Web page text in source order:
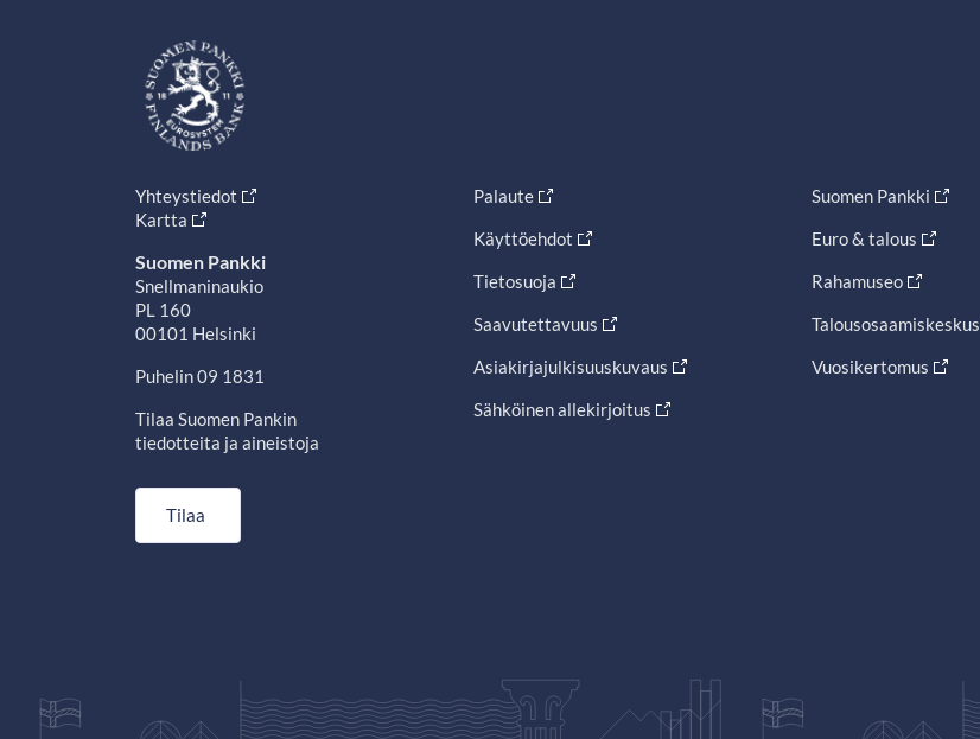
Yhteystiedot
Kartta
Suomen Pankki
Snellmaninaukio
PL 160
00101 Helsinki
Puhelin 09 1831
Tilaa Suomen Pankin
tiedotteita ja aineistoja
Tilaa
Palaute
Käyttöehdot
Tietosuoja
Saavutettavuus
Asiakirjajulkisuuskuvaus
Sähköinen allekirjoitus
Suomen Pankki
Euro & talous
Rahamuseo
Talousosaamiskeskus
Vuosikertomus